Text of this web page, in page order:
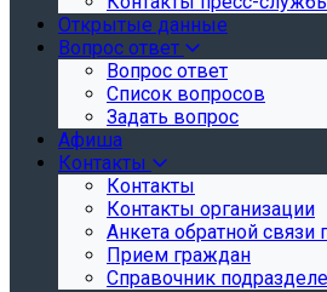
Открытые данные
Вопрос ответ
Вопрос ответ
Список вопросов
Задать вопрос
Афиша
Контакты
Контакты
Контакты организации
Анкета обратной связи
Прием граждан
Справочник